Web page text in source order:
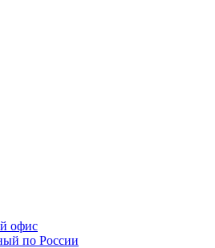
офис
по России